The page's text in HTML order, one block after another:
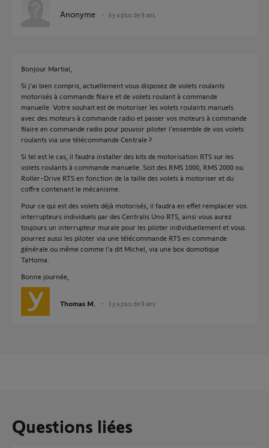
Anonyme il y a plus de 9 ans
Bonjour Martial,
Si j'ai bien compris, actuellement vous disposez de volets roulants
motorisés à commande filaire et de volets roulant à commande
manuelle. Votre souhait est de motoriser les volets roulants manuels
avec des moteurs à commande radio et passer vos moteurs à commande
filaire en commande radio pour pouvoir piloter l'ensemble de vos volets
roulants via une télécommande Centrale ?
Si tel est le cas, il faudra installer des kits de motorisation RTS sur les
volets roulants à commande manuelle. Soit des RMS 1000, RMS 2000 ou
Roller-Drive RTS en fonction de la taille des volets à motoriser et du
coffre contenant le mécanisme.
Pour ce qui est des volets déjà motorisés, il faudra en effet remplacer vos
interrupteurs individuels par des Centralis Uno RTS, ainsi vous aurez
toujours un interrupteur murale pour les piloter individuellement et vous
pourrez aussi les piloter via une télécommande RTS en commande
générale ou même comme l'a dit Michel, via une box domotique
TaHoma.
Bonne journée,
Thomas M. il y a plus de 9 ans
Questions liées